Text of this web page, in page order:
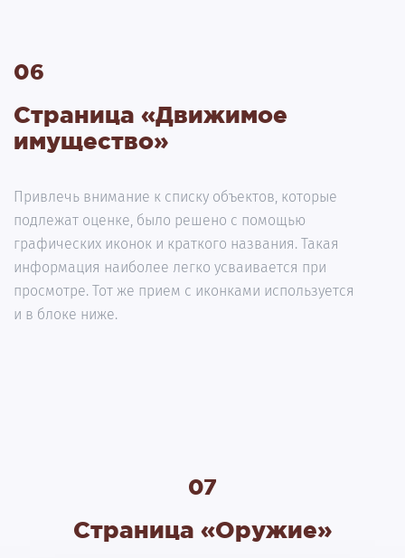
06
Страница «Движимое
имущество»
Привлечь внимание к списку объектов, которые
подлежат оценке, было решено с помощью
графических иконок и краткого названия. Такая
информация наиболее легко усваивается при
просмотре. Тот же прием с иконками используется
и в блоке ниже.
07
Страница «Оружие»